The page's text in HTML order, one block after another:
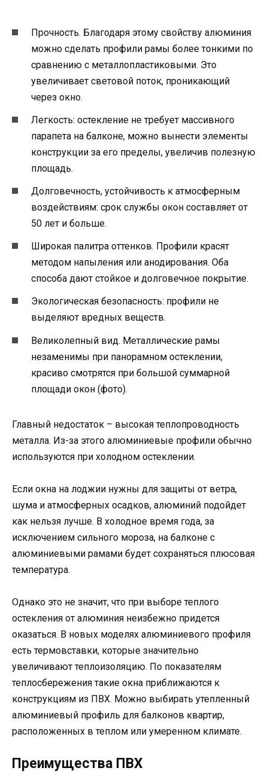
Прочность. Благодаря этому свойству алюминия
можно сделать профили рамы более тонкими по
сравнению с металлопластиковыми. Это
увеличивает световой поток, проникающий
через окно.
Легкость: остекление не требует массивного
парапета на балконе, можно вынести элементы
конструкции за его пределы, увеличив полезную
площадь.
Долговечность, устойчивость к атмосферным
воздействиям: срок службы окон составляет от
50 лет и больше.
Широкая палитра оттенков. Профили красят
методом напыления или анодирования. Оба
способа дают стойкое и долговечное покрытие.
Экологическая безопасность: профили не
выделяют вредных веществ.
Великолепный вид. Металлические рамы
незаменимы при панорамном остеклении,
красиво смотрятся при большой суммарной
площади окон (фото).
Главный недостаток – высокая теплопроводность
металла. Из-за этого алюминиевые профили обычно
используются при холодном остеклении.
Если окна на лоджии нужны для защиты от ветра,
шума и атмосферных осадков, алюминий подойдет
как нельзя лучше. В холодное время года, за
исключением сильного мороза, на балконе с
алюминиевыми рамами будет сохраняться плюсовая
температура.
Однако это не значит, что при выборе теплого
остекления от алюминия неизбежно придется
оказаться. В новых моделях алюминиевого профиля
есть термовставки, которые значительно
увеличивают теплоизоляцию. По показателям
теплосбережения такие окна приближаются к
конструкциям из ПВХ. Можно выбирать утепленный
алюминиевый профиль для балконов квартир,
расположенных в теплом или умеренном климате.
Преимущества ПВХ